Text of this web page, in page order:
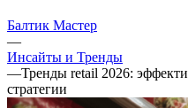
Балтик Мастер
—
Инсайты и Тренды
—Тренды retail 2026:
стратегии